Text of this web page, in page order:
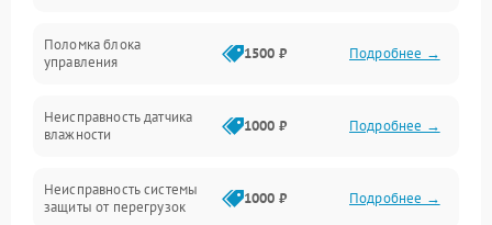
Датчики
Поломка блока
управления
1500 ₽ Подробнее →
Неисправность датчика
влажности
1000 ₽ Подробнее →
Неисправность системы
защиты от перегрузок
1000 ₽ Подробнее →